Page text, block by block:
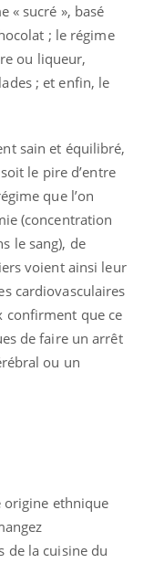
« sucré », basé
; le régime
ou liqueur,
; et enfin, le
sain et équilibré,
le pire d’entre
que l’on
(concentration
le sang), de
voient ainsi leur
cardiovasculaires
confirment que ce
de faire un arrêt
ou un
origine ethnique
de la cuisine du